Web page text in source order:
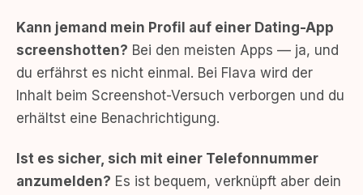
Kann jemand mein Profil auf einer Dating-App
screenshotten? Bei den meisten Apps — ja, und
du erfährst es nicht einmal. Bei Flava wird der
Inhalt beim Screenshot-Versuch verborgen und du
erhältst eine Benachrichtigung.
Ist es sicher, sich mit einer Telefonnummer
anzumelden? Es ist bequem, verknüpft aber dein